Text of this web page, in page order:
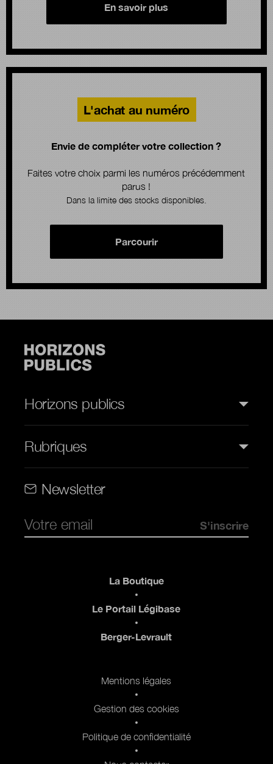
En savoir plus
L'achat au numéro
Envie de compléter votre collection ?
Faites votre choix parmi les numéros précédemment
parus !
Dans la limite des stocks disponibles.
Parcourir
Horizons publics
Rubriques
Newsletter
La Boutique
Le Portail Légibase
Berger-Levrault
Mentions légales
Gestion des cookies
Politique de confidentialité